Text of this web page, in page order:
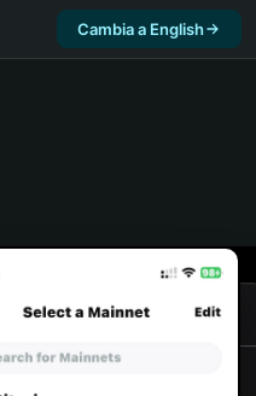
Cambia a English